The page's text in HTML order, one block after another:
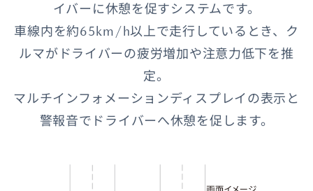
イバーに休憩を促すシステムです。
車線内を約65km/h以上で走行しているとき、ク
ルマがドライバーの疲労増加や注意力低下を推
定。
マルチインフォメーションディスプレイの表示と
警報音でドライバーへ休憩を促します。